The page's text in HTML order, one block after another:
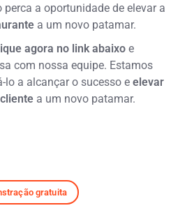
a oportunidade de elevar a
a um novo patamar.
agora no link abaixoe
com nossa equipe. Estamos
lo a alcançar o sucesso eelevar
a um novo patamar.
gratuita